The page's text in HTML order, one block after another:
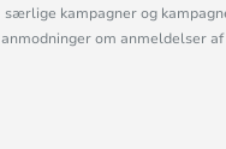
særlige kampagner og
anmodninger om anmeldelser